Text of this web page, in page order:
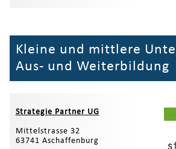
Kleine und mittlere
Aus- und Weiterbildung
Strategie Partner UG
Mittelstrasse 32
63741 Aschaffenburg